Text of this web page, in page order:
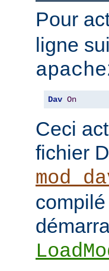
Pour
ligne
Dav On
Ceci
fichier